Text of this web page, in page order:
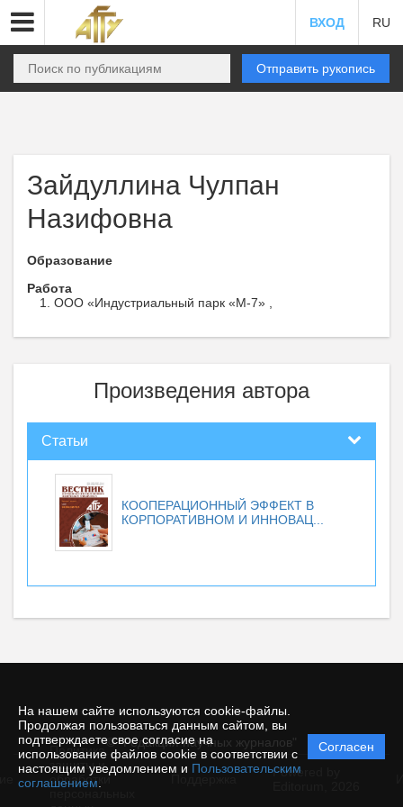
На нашем сайте используются cookie-файлы.
Продолжая пользоваться данным сайтом, вы
подтверждаете свое согласие на
использование файлов cookie в соответствии с
настоящим уведомлением и Пользовательским
соглашением
Согласен
ВХОД RU
Отправить рукопись
Зайдуллина Чулпан
Назифовна
Образование
Работа
ООО «Индустриальный парк «М-7» ,
Произведения автора
Статьи
КООПЕРАЦИОННЫЙ ЭФФЕКТ В
КОРПОРАТИВНОМ И ИННОВАЦ...
© "Редакция научных журналов"
Политика
защиты и
обработки
Powered by